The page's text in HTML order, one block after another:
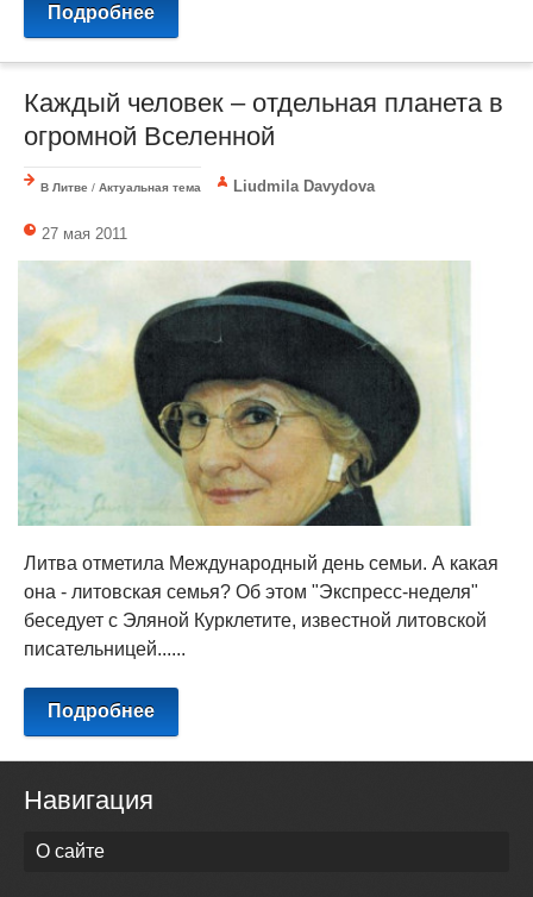
Подробнее
Каждый человек – отдельная планета в
огромной Вселенной
В Литве / Актуальная тема Liudmila Davydova
27 мая 2011
Литва отметила Международный день семьи. А какая
она - литовская семья? Об этом "Экспресс-неделя"
беседует с Эляной Курклетите, известной литовской
писательницей......
Подробнее
Навигация
О сайте